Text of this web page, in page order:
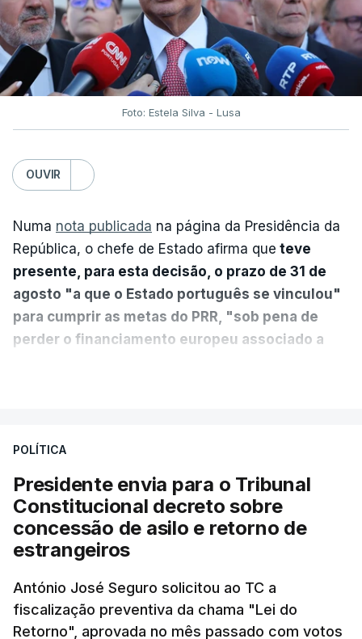
Foto: Estela Silva - Lusa
OUVIR
Numa nota publicada na página da Presidência da
República, o chefe de Estado afirma que teve
presente, para esta decisão, o prazo de 31 de
agosto "a que o Estado português se vinculou"
para cumprir as metas do PRR, "sob pena de
perder o financiamento europeu associado a
sistema mais simples, mais justo e transparente".
"Sempre que seja possível reduzir burocracias,
eliminar sobreposições e garantir que os apoios
chegam a quem mais necessita, estaremos a dar
um passo na direção certa", argumenta o
Presidente da República.
POLÍTICA
Presidente envia para o Tribunal
Constitucional decreto sobre
concessão de asilo e retorno de
estrangeiros
António José Seguro solicitou ao TC a
fiscalização preventiva da chama "Lei do
Retorno", aprovada no mês passado com votos